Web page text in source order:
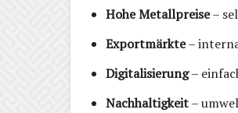
Hohe Metallpreise–
Exportmärkte–
Digitalisierung–
Nachhaltigkeit–